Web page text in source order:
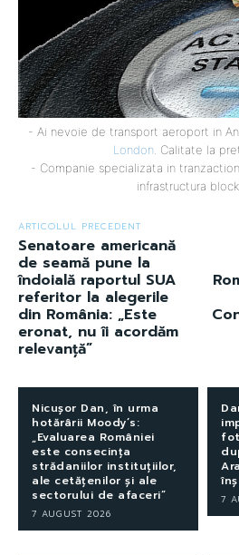
- Ai nevoie de transport aeroport in
London . Calitate la
- Companie specializata in
infrastructura
ARTICOLUL PRECEDENT
Senatoare americană
de seamă pune la
îndoială raportul SUA
referitor la alegerile
din România: „Este
eronat, nu îi acordăm
relevanță”
Nicușor Dan, în urma
hotărârii Moody’s:
„Evaluarea României
este consecința
strădaniilor instituțiilor,
ale cetățenilor și ale
sectorului de afaceri”
7 AUGUST 2026
7